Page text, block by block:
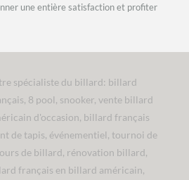
une entière satisfaction et profiter
spécialiste du billard: billard
8 pool, snooker, vente billard
d'occasion, billard français
de tapis, événementiel, tournoi de
de billard, rénovation billard,
français en billard américain,